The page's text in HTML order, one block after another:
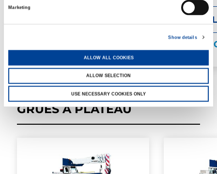
Marketing
Show details
ALLOW ALL COOKIES
ALLOW SELECTION
USE NECESSARY COOKIES ONLY
GRUES À PLATEAU